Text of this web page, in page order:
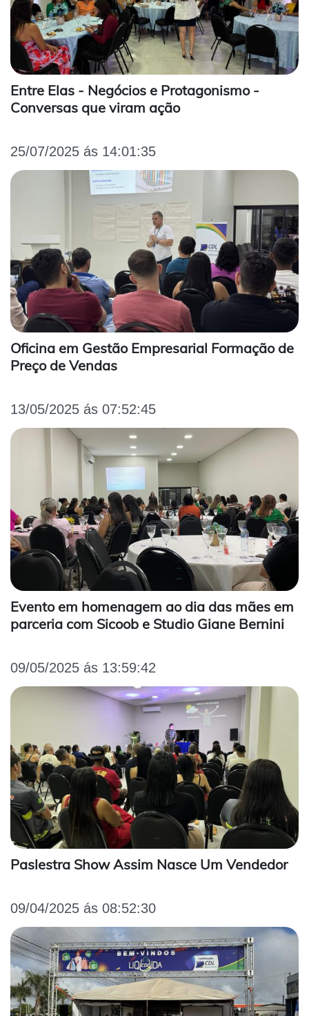
Entre Elas - Negócios e Protagonismo -
Conversas que viram ação
25/07/2025 ás 14:01:35
Oficina em Gestão Empresarial Formação de
Preço de Vendas
13/05/2025 ás 07:52:45
Evento em homenagem ao dia das mães em
parceria com Sicoob e Studio Giane Bernini
09/05/2025 ás 13:59:42
Paslestra Show Assim Nasce Um Vendedor
09/04/2025 ás 08:52:30